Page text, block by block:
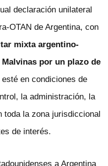
declaración unilateral
OTAN de Argentina, con
mixta argentino-
por un plazo de
en condiciones de
la administración, la
toda la zona jurisdiccional
de interés.
a Argentina